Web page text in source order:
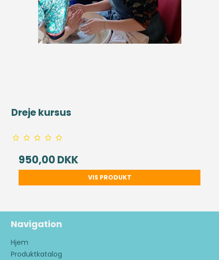
Dreje kursus
950,00 DKK
VIS PRODUKT
Navigation
Hjem
Produktkatalog